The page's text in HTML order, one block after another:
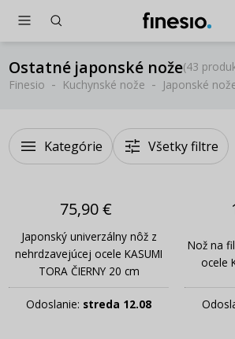
Ostatné japonské nože(43
Finesio
Kuchynské nože Japonské
Kategórie Všetky filtre
75,90 €
Japonský univerzálny nôž z
nehrdzavejúcej ocele KASUMI
TORA ČIERNY 20 cm
Odoslanie: streda 12.08
Nož na
ocele